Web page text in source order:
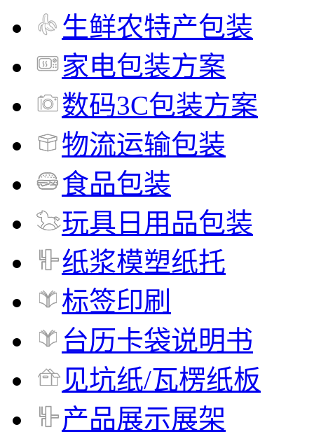
生鲜农特产包装
家电包装方案
数码3C包装方案
物流运输包装
食品包装
玩具日用品包装
纸浆模塑纸托
标签印刷
台历卡袋说明书
见坑纸/瓦楞纸板
产品展示展架